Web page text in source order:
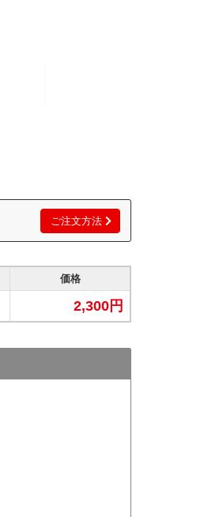
ご注文方法
価格
2,300円